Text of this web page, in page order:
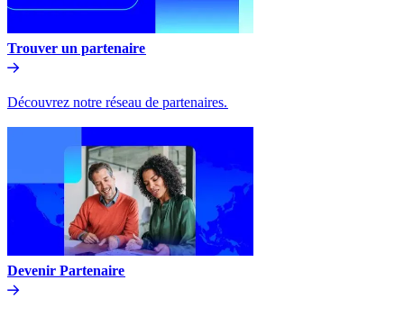
Trouver un partenaire​​
Découvrez notre réseau de partenaires.​​
Devenir Partenaire​​